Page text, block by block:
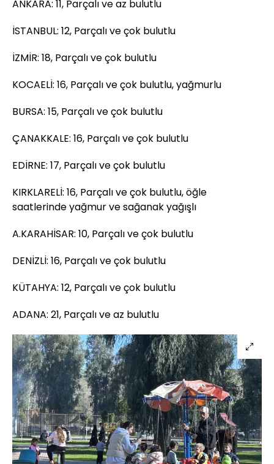
ANKARA: 11, Parçalı ve az bulutlu
İSTANBUL: 12, Parçalı ve çok bulutlu
İZMİR: 18, Parçalı ve çok bulutlu
KOCAELİ: 16, Parçalı ve çok bulutlu, yağmurlu
BURSA: 15, Parçalı ve çok bulutlu
ÇANAKKALE: 16, Parçalı ve çok bulutlu
EDİRNE: 17, Parçalı ve çok bulutlu
KIRKLARELİ: 16, Parçalı ve çok bulutlu, öğle
saatlerinde yağmur ve sağanak yağışlı
A.KARAHİSAR: 10, Parçalı ve çok bulutlu
DENİZLİ: 16, Parçalı ve çok bulutlu
KÜTAHYA: 12, Parçalı ve çok bulutlu
ADANA: 21, Parçalı ve az bulutlu